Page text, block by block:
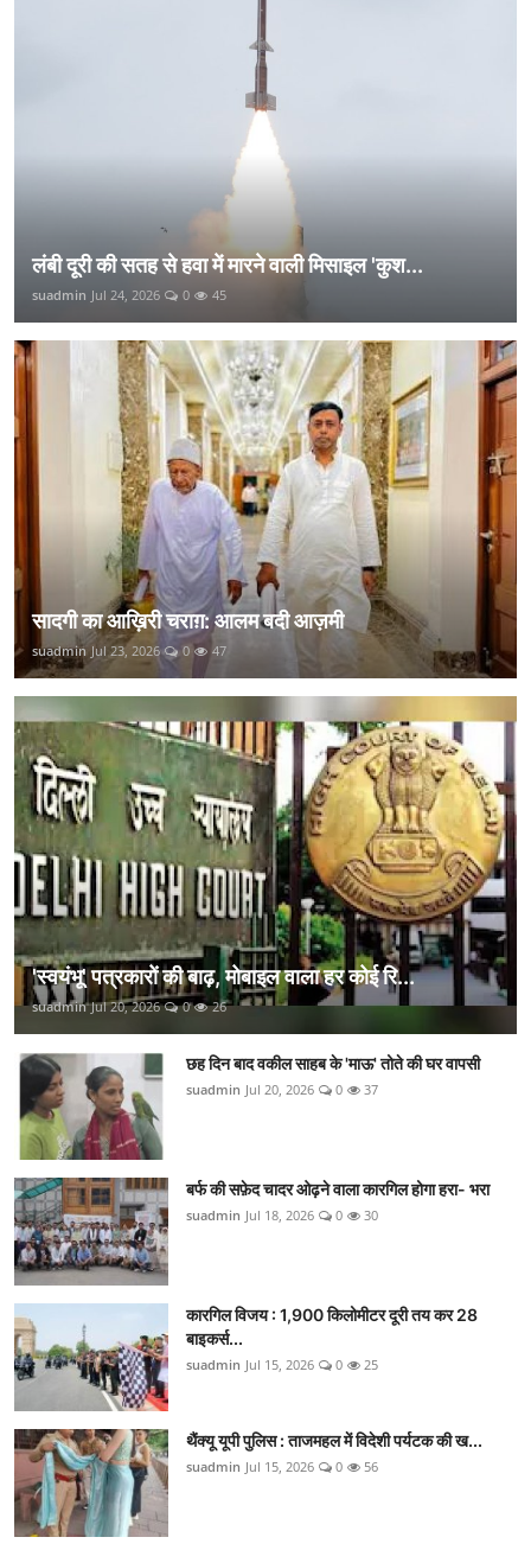
लंबी दूरी की सतह से हवा में मारने वाली मिसाइल 'कुश...
suadmin Jul 24, 2026 0 45
सादगी का आख़िरी चराग़: आलम बदी आज़मी
suadmin Jul 23, 2026 0 47
'स्वयंभू' पत्रकारों की बाढ़, मोबाइल वाला हर कोई रि...
suadmin Jul 20, 2026 0 26
छह दिन बाद वकील साहब के 'माऊ' तोते की घर वापसी
suadmin Jul 20, 2026 0 37
बर्फ की सफ़ेद चादर ओढ़ने वाला कारगिल होगा हरा- भरा
suadmin Jul 18, 2026 0 30
कारगिल विजय : 1,900 किलोमीटर दूरी तय कर 28
बाइकर्स...
suadmin Jul 15, 2026 0 25
थैंक्यू यूपी पुलिस : ताजमहल में विदेशी पर्यटक की ख...
suadmin Jul 15, 2026 0 56